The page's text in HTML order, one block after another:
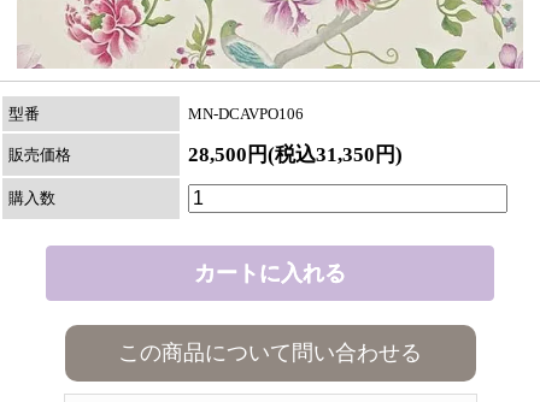
型番 MN-DCAVPO106
販売価格 28,500円(税込31,350円)
購入数
この商品について問い合わせる